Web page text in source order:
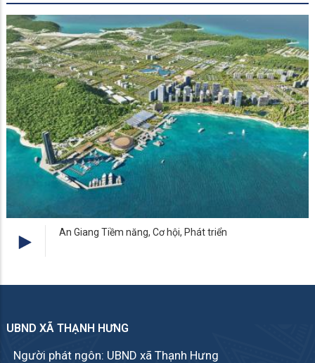
An Giang Tiềm năng, Cơ hội, Phát triển
UBND XÃ THẠNH HƯNG
Người phát ngôn: UBND xã Thạnh Hưng